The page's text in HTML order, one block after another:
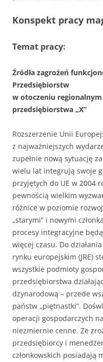
Konspekt pracy
Temat pracy:
Źródła zagrożeń
Przedsiębiorstw
w otoczeniu regionalnym
przedsiębiorstwa „X”
Rozszerzenie Unii
z najważniejszych
zupełnie nową sytuację
wielu lat integrują swoje
przyjętych do UE w 2004
pewnością wielkim
różnice w poziomie
„starymi” i nowymi
procesy integracyjne
więcej czasu. Do
rynku europejskim (JRE)
wszystkie podmioty
przedsiębiorstwa
dzynarodową – przede
państw „piętnastki”.
operacji gospodarczych
niezmiernie cenne. Ze
przedsiębiorcy i
członkowskich posiadają